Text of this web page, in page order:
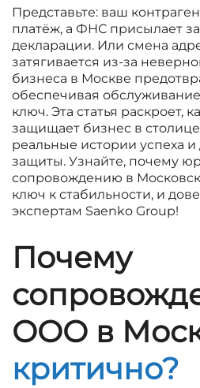
Представьте: ваш
платёж, а ФНС присылает
декларации. Или смена
затягивается из-за
бизнеса в Москве
обеспечивая
ключ. Эта статья раскроет,
защищает бизнес в
реальные истории успеха и
защиты. Узнайте, почему
сопровождению в
ключ к стабильности, и
экспертам Saenko Group!
Почему
ООО в
критично?